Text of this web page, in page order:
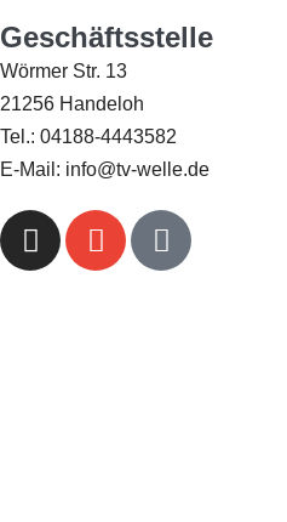
Geschäftsstelle
Wörmer Str. 13
21256 Handeloh
Tel.: 04188-4443582
E-Mail: info@tv-welle.de